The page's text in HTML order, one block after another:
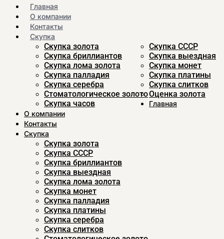
Главная
О компании
Контакты
Скупка
Скупка золота
Скупка CCСР
Скупка бриллиантов
Скупка выездная
Скупка лома золота
Скупка монет
Скупка палладия
Скупка платины
Скупка серебра
Скупка слитков
Стоматологическое золотоОценка золота
Скупка часов
Главная
О компании
Контакты
Скупка
Скупка золота
Скупка CCСР
Скупка бриллиантов
Скупка выездная
Скупка лома золота
Скупка монет
Скупка палладия
Скупка платины
Скупка серебра
Скупка слитков